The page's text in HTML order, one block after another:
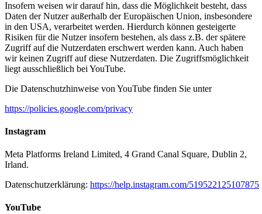
Insofern weisen wir darauf hin, dass die Möglichkeit besteht, dass
Daten der Nutzer außerhalb der Europäischen Union, insbesondere
in den USA, verarbeitet werden. Hierdurch können gesteigerte
Risiken für die Nutzer insofern bestehen, als dass z.B. der spätere
Zugriff auf die Nutzerdaten erschwert werden kann. Auch haben
wir keinen Zugriff auf diese Nutzerdaten. Die Zugriffsmöglichkeit
liegt ausschließlich bei YouTube.
Die Datenschutzhinweise von YouTube finden Sie unter
https://policies.google.com/privacy
Instagram
Meta Platforms Ireland Limited, 4 Grand Canal Square, Dublin 2,
Irland.
Datenschutzerklärung: https://help.instagram.com/519522125107875
YouTube